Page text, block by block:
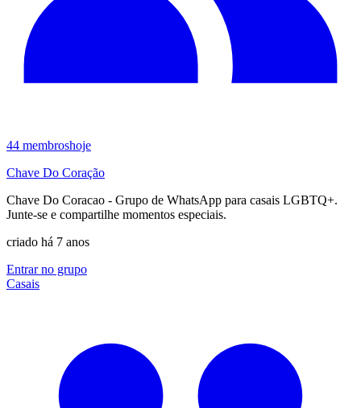
44 membroshoje
Chave Do Coração
Chave Do Coracao - Grupo de WhatsApp para casais LGBTQ+.
Junte-se e compartilhe momentos especiais.
criado há 7 anos
Entrar no grupo
Casais